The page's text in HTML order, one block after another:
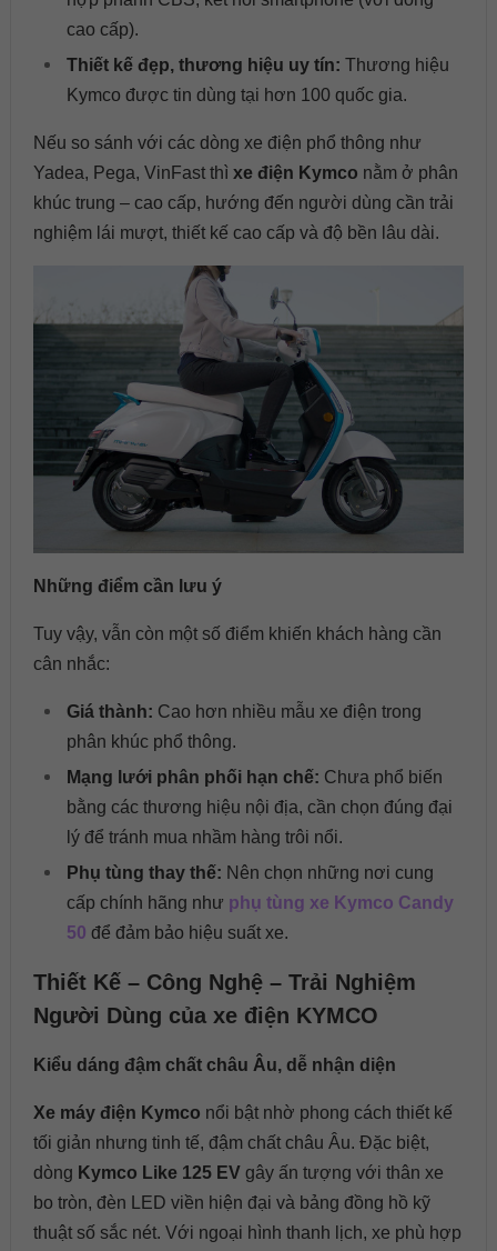
cao cấp).
Thiết kế đẹp, thương hiệu uy tín: Thương hiệu
Kymco được tin dùng tại hơn 100 quốc gia.
Nếu so sánh với các dòng xe điện phổ thông như
Yadea, Pega, VinFast thì xe điện Kymco nằm ở phân
khúc trung – cao cấp, hướng đến người dùng cần trải
nghiệm lái mượt, thiết kế cao cấp và độ bền lâu dài.
Những điểm cần lưu ý
Tuy vậy, vẫn còn một số điểm khiến khách hàng cần
cân nhắc:
Giá thành: Cao hơn nhiều mẫu xe điện trong
phân khúc phổ thông.
Mạng lưới phân phối hạn chế: Chưa phổ biến
bằng các thương hiệu nội địa, cần chọn đúng đại
lý để tránh mua nhầm hàng trôi nổi.
Phụ tùng thay thế: Nên chọn những nơi cung
cấp chính hãng như phụ tùng xe Kymco Candy
50 để đảm bảo hiệu suất xe.
Thiết Kế – Công Nghệ – Trải Nghiệm
Người Dùng của xe điện KYMCO
Kiểu dáng đậm chất châu Âu, dễ nhận diện
Xe máy điện Kymco nổi bật nhờ phong cách thiết kế
tối giản nhưng tinh tế, đậm chất châu Âu. Đặc biệt,
dòng Kymco Like 125 EVgây ấn tượng với thân xe
bo tròn, đèn LED viền hiện đại và bảng đồng hồ kỹ
thuật số sắc nét. Với ngoại hình thanh lịch, xe phù hợp